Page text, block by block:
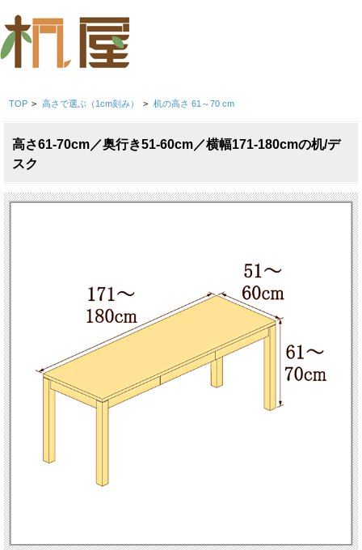
TOP > 高さで選ぶ（1cm刻み） > 机の高さ 61～70 cm
高さ61-70cm／奥行き51-60cm／横幅171-180cmの机/デ
スク